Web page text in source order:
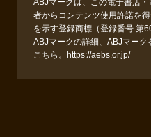
ABJマークは、この電子書店
者からコンテンツ使用許諾を
を示す登録商標（登録番号 第
ABJマークの詳細、ABJマー
こちら。 https://aebs.or.jp/